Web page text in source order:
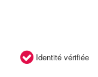
Identité vérifiée